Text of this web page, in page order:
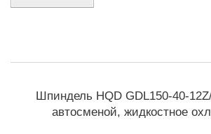
Шпиндель HQD GDL150-40-
автосменой, жидкостное